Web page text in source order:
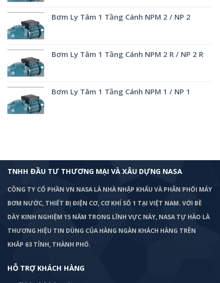
Bơm Ly Tâm 1 Tầng Cánh NPM 2 / NP 2
Bơm Ly Tâm 1 Tầng Cánh NPM 2 R / NP 2 R
Bơm Ly Tâm 1 Tầng Cánh NPM 1 / NP 1
TNHH ĐẦU TƯ THƯƠNG MẠI VÀ XÂU DỰNG NASA
CÔNG TY CỔ PHẦN VN NASA LÀ NHÀ NHẬP KHẨU VÀ PHÂN PHỐI MÁY
BƠM NƯỚC, THIẾT BỊ ĐIỆN CƠ, CƠ KHÍ SỐ 1 TẠI VIỆT NAM. VỚI BỀ
DÀY KINH NGHIỆM 15 NĂM TRONG LĨNH VỰC NÀY, NASA TỰ HÀO LÀ
THƯƠNG HIỆU TIN DÙNG CỦA HÀNG NGÀN KHÁCH HÀNG TRÊN
KHẮP 63 TỈNH, THÀNH PHỐ.
HỖ TRỢ KHÁCH HÀNG